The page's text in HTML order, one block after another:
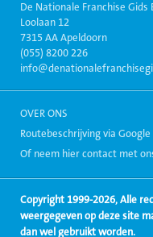
De Nationale Franchise Gids
Loolaan 12
7315 AA Apeldoorn
(055) 8200 226
OVER ONS
Routebeschrijving via Google
Of neem hier contact met
Copyright 1999-2026, Alle
weergegeven op deze site
dan wel gebruikt worden.